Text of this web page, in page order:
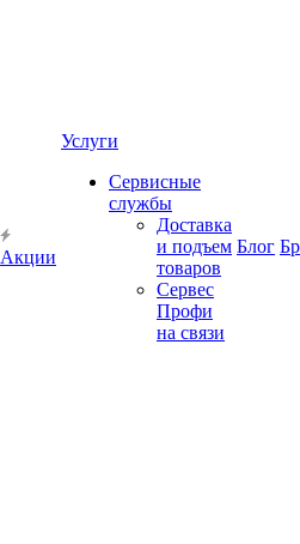
Акции
Услуги
Сервисные
службы
Доставка
и подъем
товаров
Сервес
Профи
на связи
Блог